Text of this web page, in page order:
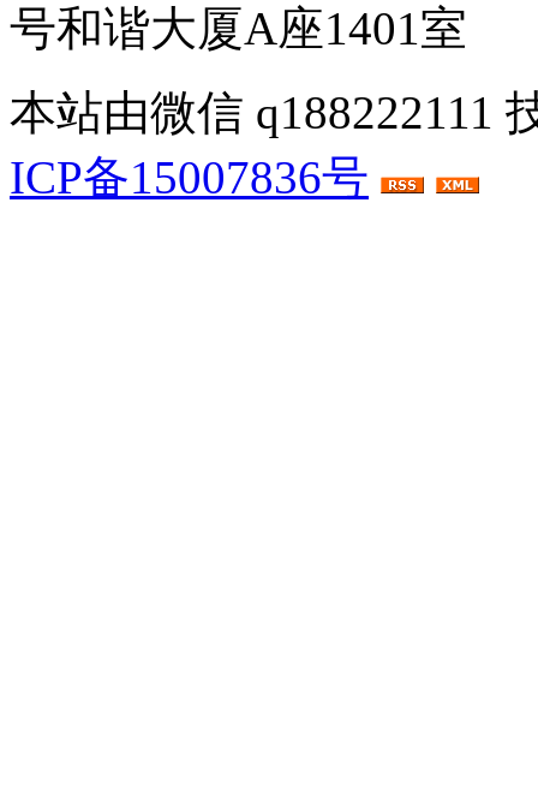
号和谐大厦A座1401室
本站由微信 q188222111
ICP备15007836号